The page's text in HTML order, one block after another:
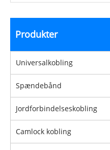
Produkter
Universalkobling
Spændebånd
Jordforbindelseskobling
Camlock kobling